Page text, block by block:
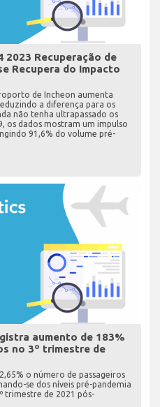
Recuperação de
Recupera do Impacto
de Incheon aumenta
a diferença para os
não tenha ultrapassado os
os dados mostram um impulso
91,6% do volume pré-
aumento de 183%
no 3º trimestre de
o número de passageiros
se dos níveis pré-pandemia
trimestre de 2021 pós-